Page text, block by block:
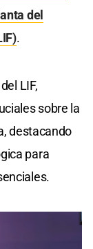
del
.
LIF,
sobre la
destacando
para